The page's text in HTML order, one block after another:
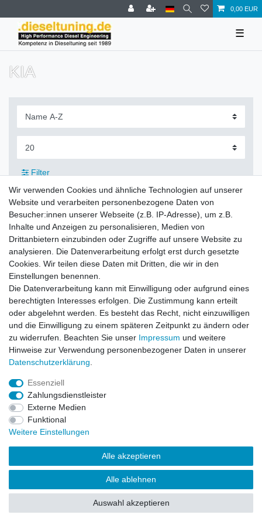
0,00 EUR
☰
KIA
Filter
Zahlung und Versand
Daten­schutz­erklärung
Barrierefreiheitserklärung Widerrufs­recht
Vertrag widerrufen
© Copyright 2026 | Alle Rechte vorbehalten.
Wir verwenden Cookies und ähnliche Technologien auf unserer
Website und verarbeiten personenbezogene Daten von
Besucher:innen unserer Webseite (z.B. IP-Adresse), um z.B.
Inhalte und Anzeigen zu personalisieren, Medien von
Drittanbietern einzubinden oder Zugriffe auf unsere Website zu
analysieren. Die Datenverarbeitung erfolgt erst durch gesetzte
Cookies. Wir teilen diese Daten mit Dritten, die wir in den
Einstellungen benennen.
Die Datenverarbeitung kann mit Einwilligung oder aufgrund eines
berechtigten Interesses erfolgen. Die Zustimmung kann erteilt
oder abgelehnt werden. Es besteht das Recht, nicht einzuwilligen
und die Einwilligung zu einem späteren Zeitpunkt zu ändern oder
zu widerrufen. Beachten Sie unser Impressum und weitere
Hinweise zur Verwendung personenbezogener Daten in unserer
Daten­schutz­erklärung
Essenziell
Zahlungsdienstleister
Externe Medien
Funktional
Weitere Einstellungen
Alle akzeptieren
Alle ablehnen
Auswahl akzeptieren